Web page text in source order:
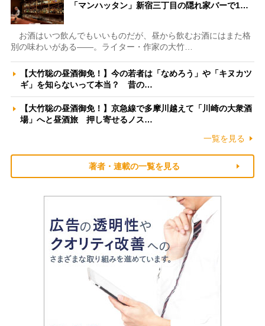
「マンハッタン」新宿三丁目の隠れ家バーで1…
お酒はいつ飲んでもいいものだが、昼から飲むお酒にはまた格
別の味わいがある――。ライター・作家の大竹…
【大竹聡の昼酒御免！】今の若者は「なめろう」や「キヌカツ
ギ」を知らないって本当？ 昔の…
【大竹聡の昼酒御免！】京急線で多摩川越えて「川崎の大衆酒
場」へと昼酒旅 押し寄せるノス…
一覧を見る
著者・連載の一覧を見る